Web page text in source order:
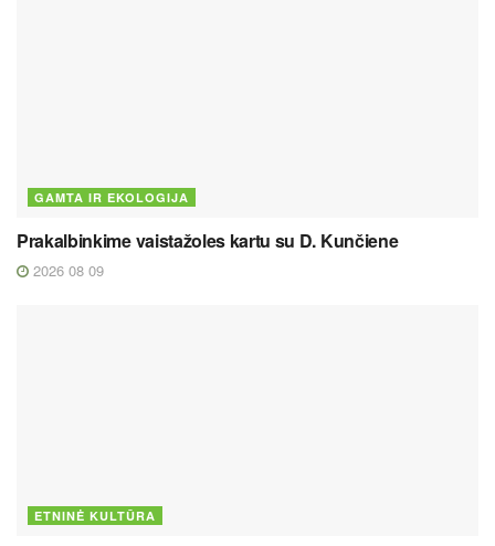
GAMTA IR EKOLOGIJA
Prakalbinkime vaistažoles kartu su D. Kunčiene
2026 08 09
ETNINĖ KULTŪRA